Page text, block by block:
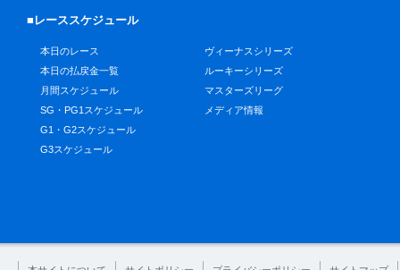
■レーススケジュール
本日のレース
本日の払戻金一覧
月間スケジュール
SG・PG1スケジュール
G1・G2スケジュール
G3スケジュール
ヴィーナスシリーズ
ルーキーシリーズ
マスターズリーグ
メディア情報